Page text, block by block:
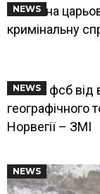
NEWS
Замах на
кримінальну
NEWS
Агенти фсб від
географічного
Норвегії – ЗМІ
NEWS